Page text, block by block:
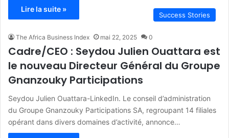
Lire la suite »
Success Stories
The Africa Business Index mai 22, 2025 0
Cadre/CEO : Seydou Julien Ouattara est
le nouveau Directeur Général du Groupe
Gnanzouky Participations
Seydou Julien Ouattara-LinkedIn. Le conseil d’administration
du Groupe Gnanzouky Participations SA, regroupant 14 filiales
opérant dans divers domaines d’activité, annonce…